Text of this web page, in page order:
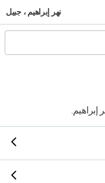
نهر إبراهيم ، جبيل